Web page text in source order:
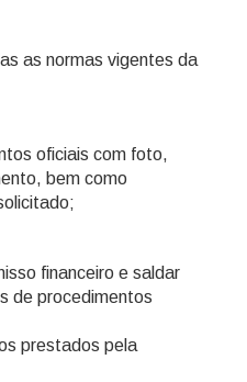
as normas vigentes da
oficiais com foto,
bem como
financeiro e saldar
de procedimentos
prestados pela